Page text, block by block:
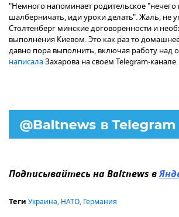
"Немного напоминает родительское "нечего
шалберничать, иди уроки делать". Жаль, не
Столтенберг минские договоренности и
выполнения Киевом. Это как раз то
давно пора выполнить, включая работу над
написалаЗахарова на своем Telegram-канале.
Подписывайтесь на Baltnews в
Теги Украина, НАТО, Германия